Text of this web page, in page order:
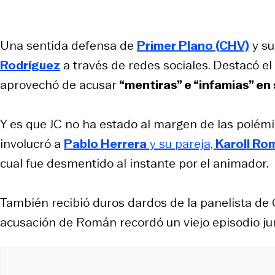
Una sentida defensa de Primer Plano (CHV) y
Rodríguez a través de redes sociales. Destacó
aprovechó de acusar“mentiras” e “infamias”
Y es que JC no ha estado al margen de las
involucró a Pablo Herreray su pareja, Karoll
cual fue desmentido al instante por el animador.
También recibió duros dardos de la panelista de
acusación de Román recordó un viejo episodio